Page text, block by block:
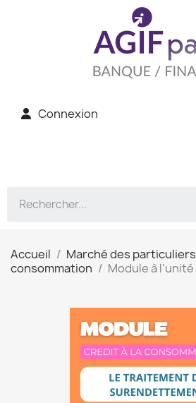
Connexion
Accueil Marché des particuliers
consommation
Module à l'unité